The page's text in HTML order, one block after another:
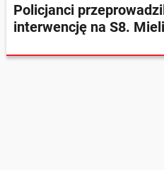
Policjanci
interwencję na S8.